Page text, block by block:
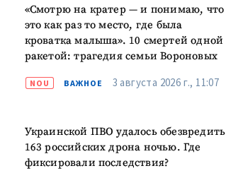
«Смотрю на кратер — и понимаю, что
это как раз то место, где была
кроватка малыша». 10 смертей одной
ракетой: трагедия семьи Вороновых
NOU ВАЖНОЕ 3 августа 2026 г., 11:07
Украинской ПВО удалось обезвредить
163 российских дрона ночью. Где
фиксировали последствия?